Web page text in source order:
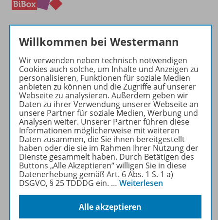
Produktinformationen
Beschreibung
Zugehörige Produkte
Inhaltsverzeichnis
Willkommen bei Westermann
Wir verwenden neben technisch notwendigen
Cookies auch solche, um Inhalte und Anzeigen zu
personalisieren, Funktionen für soziale Medien
anbieten zu können und die Zugriffe auf unserer
Webseite zu analysieren. Außerdem geben wir
Daten zu ihrer Verwendung unserer Webseite an
unsere Partner für soziale Medien, Werbung und
Analysen weiter. Unserer Partner führen diese
Informationen möglicherweise mit weiteren
Daten zusammen, die Sie ihnen bereitgestellt
haben oder die sie im Rahmen Ihrer Nutzung der
Dienste gesammelt haben. Durch Betätigen des
Buttons „Alle Akzeptieren“ willigen Sie in diese
Datenerhebung gemäß Art. 6 Abs. 1 S. 1 a)
DSGVO, § 25 TDDDG ein. … Weiterlesen
Alle akzeptieren